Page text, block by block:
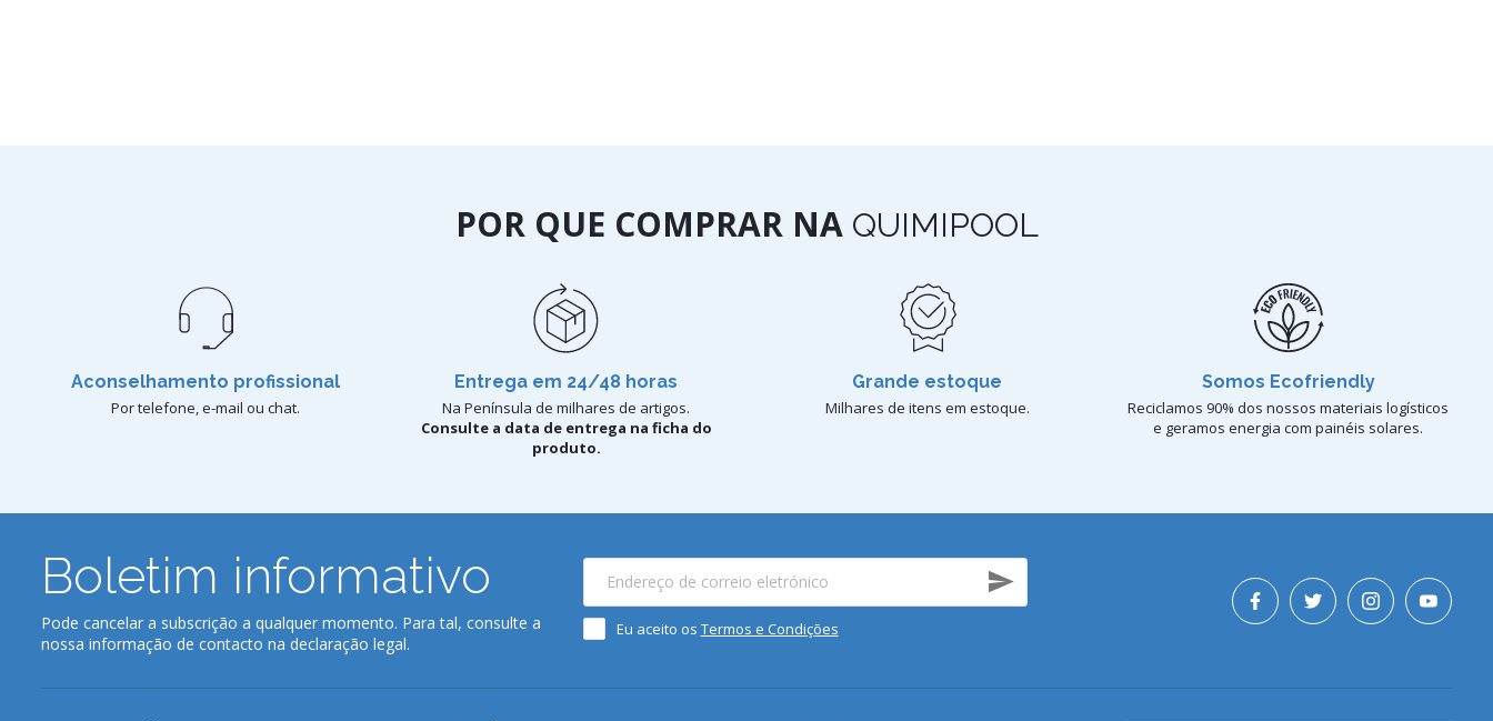
POR QUE COMPRAR NAQUIMIPOOL
Aconselhamento profissional
Por telefone, e-mail ou chat.
Entrega em 24/48 horas
Na Península de milhares de artigos.
Consulte a data de entrega na ficha do
produto.
Grande estoque
Milhares de itens em estoque.
Somos Ecofriendly
Reciclamos 90% dos nossos materiais logísticos
e geramos energia com painéis solares.
Boletim informativo
Pode cancelar a subscrição a qualquer momento. Para tal, consulte a
nossa informação de contacto na declaração legal.
Eu aceito os Termos e Condições